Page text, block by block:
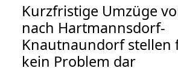
Kurzfristige Umzüge
nach Hartmannsdorf-
Knautnaundorf stellen
kein Problem dar